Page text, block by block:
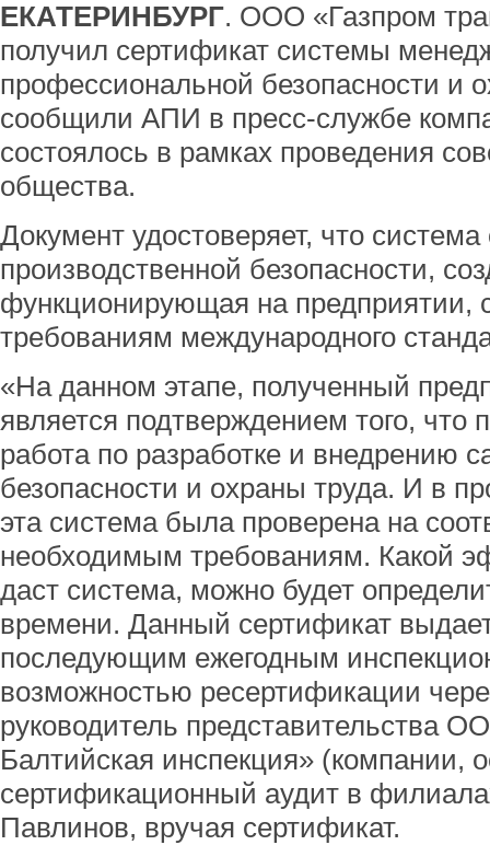
ЕКАТЕРИНБУРГ. ООО «Газпром
получил сертификат системы
профессиональной безопасности
сообщили АПИ в пресс-службе
состоялось в рамках проведения
общества.
Документ удостоверяет, что
производственной безопасности,
функционирующая на предприятии,
требованиям международного
«На данном этапе, полученный
является подтверждением того, что
работа по разработке и внедрению
безопасности и охраны труда. И в
эта система была проверена на
необходимым требованиям. Какой
даст система, можно будет
времени. Данный сертификат
последующим ежегодным
возможностью ресертификации
руководитель представительства
Балтийская инспекция» (компании,
сертификационный аудит в
Павлинов, вручая сертификат.